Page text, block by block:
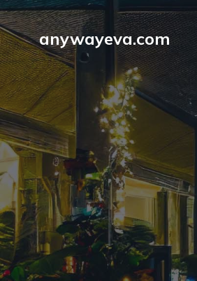
anywayeva.com